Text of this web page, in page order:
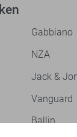
Gabbiano
NZA
Jack &
Vanguard
Ballin